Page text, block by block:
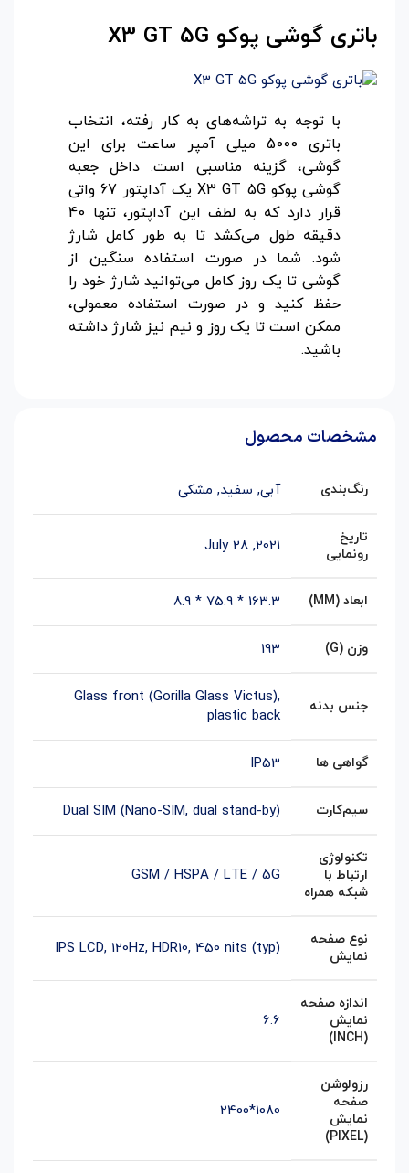
باتری گوشی پوکو X3 GT 5G
با توجه به تراشه‌های به کار رفته، انتخاب
باتری 5000 میلی آمپر ساعت برای این
گوشی، گزینه مناسبی است. داخل جعبه
گوشی پوکو X3 GT 5G یک آداپتور 67 واتی
قرار دارد که به لطف این آداپتور، تنها 40
دقیقه طول می‌کشد تا به طور کامل شارژ
شود. شما در صورت استفاده سنگین از
گوشی تا یک روز کامل می‌توانید شارژ خود را
حفظ کنید و در صورت استفاده معمولی،
ممکن است تا یک روز و نیم نیز شارژ داشته
باشید.
مشخصات محصول
رنگ‌بندی آبی, سفید, مشکی
تاریخ
رونمایی
2021, July 28
ابعاد (MM) 163.3 * 75.9 * 8.9
وزن (G) 193
جنس بدنه
Glass front (Gorilla Glass Victus),
plastic back
گواهی ها IP53
سیم‌کارت Dual SIM (Nano-SIM, dual stand-by)
تکنولوژی
ارتباط با
شبکه همراه
GSM / HSPA / LTE / 5G
نوع صفحه
نمایش
IPS LCD, 120Hz, HDR10, 450 nits (typ)
اندازه صفحه
نمایش
(INCH)
6.6
رزولوشن
صفحه
نمایش
(PIXEL)
1080*2400